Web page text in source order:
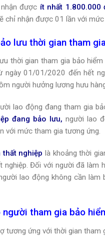
được ít nhất 1.800.000
chỉ nhận được 01 lần với
lưu thời gian tham
thời gian tham gia bảo
ngày 01/01/2020 đến hết
người hưởng lương hưu
lao động đang tham gia
đang bảo lưu, người lao
với mức tham gia tương ứng.
thất nghiệp là khoảng thời
Đối với người đã
lao động không cần
tham gia bảo
tương ứng với thời gian tham